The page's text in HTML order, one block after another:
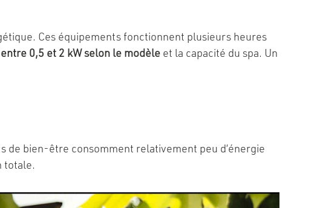
Ces équipements fonctionnent plusieurs heures
0,5 et 2 kW selon le modèle et la capacité du spa. Un
de bien-être consomment relativement peu d’énergie
totale.